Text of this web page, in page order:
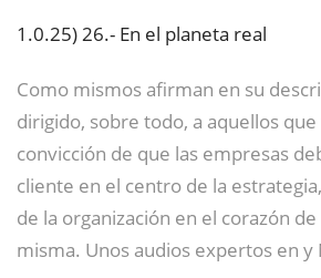
1.0.25)26.- En el planeta real
Como mismos afirman en su
dirigido, sobre todo, a aquellos
convicción de que las empresas
cliente en el centro de la
de la organización en el corazón
misma. Unos audios expertos en y